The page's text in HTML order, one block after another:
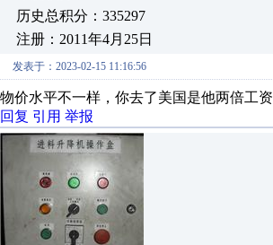
历史总积分：335297
注册：2011年4月25日
发表于：2023-02-15 11:16:56
物价水平不一样，你去了美国是他两倍工资
回复 引用 举报